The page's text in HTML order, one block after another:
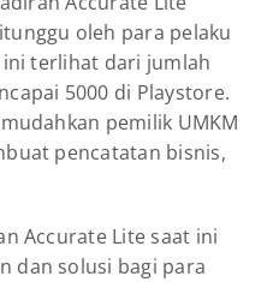
oleh para pelaku
ini terlihat dari jumlah
5000 di Playstore.
pemilik UMKM
pencatatan bisnis,
Accurate Lite saat ini
dan solusi bagi para